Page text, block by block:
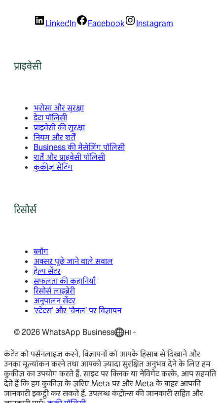
LinkedIn Facebook Instagram
प्राइवेसी
भरोसा और सुरक्षा
डेटा पॉलिसी
प्राइवेसी की सुरक्षा
नियम और शर्तें
Business की मैसेजिंग पॉलिसी
शर्तें और प्राइवेसी पॉलिसी
कुकीज़ सेटिंग
रिसोर्स
ब्लॉग
अक्सर पूछे जाने वाले सवाल
हेल्प सेंटर
सफलता की कहानियाँ
रिसोर्स लाइब्रेरी
अनुपालन सेंटर
‘स्टेटस’ और ‘चैनल’ पर विज्ञापन
©2026WhatsApp Business HI
कंटेंट को पर्सनलाइज़ करने, विज्ञापनों को आपके हिसाब से दिखाने और
उनका मूल्यांकन करने तथा आपको ज़्यादा सुरक्षित अनुभव देने के लिए हम
कुकीज़ का उपयोग करते हैं. साइट पर क्लिक या नेविगेट करके, आप सहमति
देते हैं कि हम कुकीज़ के ज़रिए Meta पर और Meta के बाहर आपकी
जानकारी इकट्ठी कर सकते हैं. उपलब्ध कंट्रोल्स की जानकारी सहित और